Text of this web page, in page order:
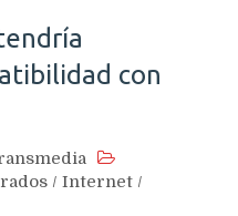
con
/ Internet /